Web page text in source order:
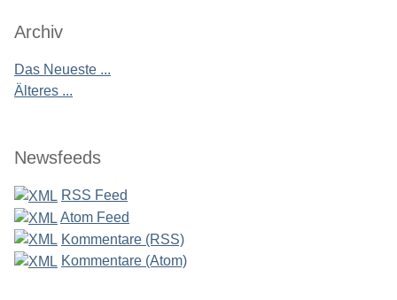
Archiv
Das Neueste ...
Älteres ...
Newsfeeds
RSS Feed
Atom Feed
Kommentare (RSS)
Kommentare (Atom)